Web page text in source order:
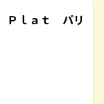
ｌａｔ パリ